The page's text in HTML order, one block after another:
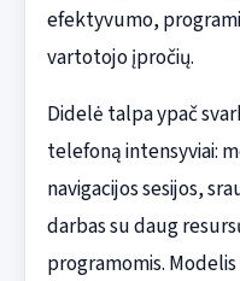
efektyvumo,
vartotojo įpročių.
Didelė talpa ypač
telefoną intensyviai:
navigacijos sesijos,
darbas su daug
programomis.